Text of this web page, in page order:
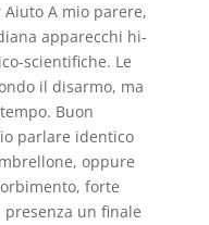
A mio parere,
apparecchi hi-
scientifiche. Le
il disarmo, ma
Buon
parlare identico
oppure
forte
un finale